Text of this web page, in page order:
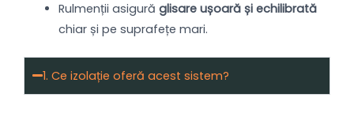
Rulmenții asigură glisare ușoară și echilibrată
chiar și pe suprafețe mari.
1. Ce izolație oferă acest sistem?